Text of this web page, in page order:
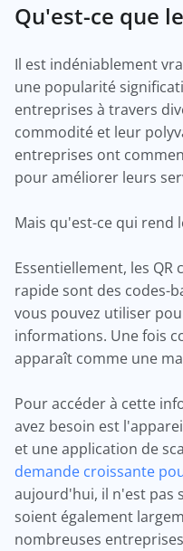
Qu'est-ce que
Il est indéniablement
une popularité
entreprises à travers
commodité et leur
entreprises ont
pour améliorer leurs
Mais qu'est-ce qui rend
Essentiellement, les
rapide sont des codes-
vous pouvez utiliser
informations. Une fois
apparaît comme une
Pour accéder à cette
avez besoin est
et une application de
demande croissante
aujourd'hui, il n'est pas
soient également
nombreuses